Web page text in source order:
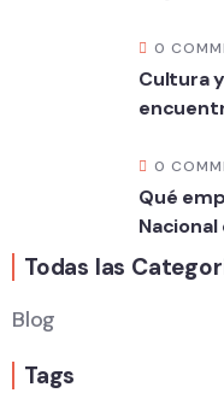
0
Cultura
0
Qué
Nacional
Todas las
Blog
Tags